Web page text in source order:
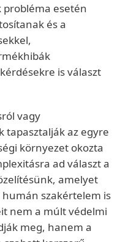
probléma esetén
és a
is választ
vagy
tapasztalják az egyre
környezet okozta
ad választ a
amelyet
szakértelem is
nem a múlt védelmi
meg, hanem a